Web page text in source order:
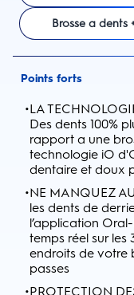
Brosse a dents
Points forts
•LA
Des dents 100%
rapport a une
technologie iO
dentaire et doux
•NE MANQUEZ
les dents de
l’application
temps réel sur les
endroits de votre
passes
•PROTECTION